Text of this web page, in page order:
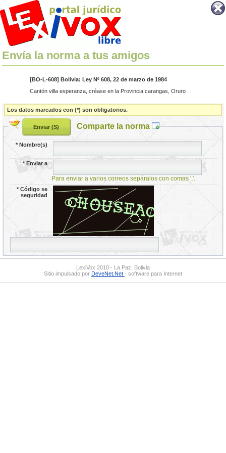
Envía la norma a tus amigos
[BO-L-608] Bolivia: Ley Nº 608, 22 de marzo de 1984
Cantón villa esperanza, créase en la Provincia carangas, Oruro
Los datos marcados con (*) son obligatorios.
Comparte la norma
*Nombre(s)
*Enviar a
Para enviar a varios correos sepáralos con comas ','.
*Código se
seguridad
LexiVox 2010 - La Paz, Bolivia
Sitio impulsado por DeveNet.Net - software para Internet